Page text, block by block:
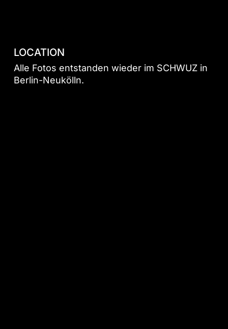
LOCATION
Alle Fotos entstanden wieder im SCHWUZ in
Berlin-Neukölln.